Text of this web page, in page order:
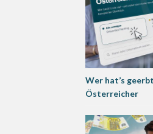
Wer hat’s
Österreicher